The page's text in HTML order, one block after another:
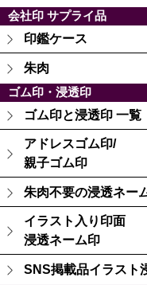
会社印 サプライ品
印鑑ケース
朱肉
ゴム印・浸透印
ゴム印と浸透印 一覧
アドレスゴム印/
親子ゴム印
朱肉不要の浸透ネー
イラスト入り印面
浸透ネーム印
SNS掲載品イラスト